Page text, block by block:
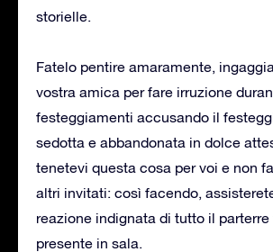
storielle.
Fatelo pentire amaramente,
vostra amica per fare irruzione
festeggiamenti accusando il
sedotta e abbandonata in dolce
tenetevi questa cosa per voi e non
altri invitati: così facendo,
reazione indignata di tutto il
presente in sala.